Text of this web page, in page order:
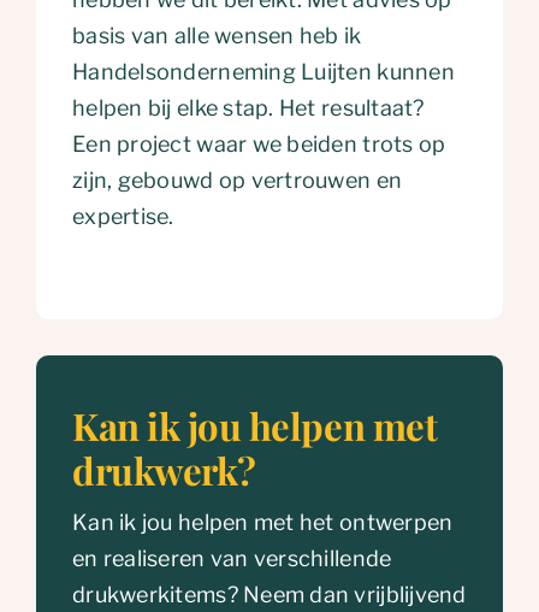
basis van alle wensen heb ik
Handelsonderneming Luijten kunnen
helpen bij elke stap. Het resultaat?
Een project waar we beiden trots op
zijn, gebouwd op vertrouwen en
expertise.
Kan ik jou helpen met
drukwerk?
Kan ik jou helpen met het ontwerpen
en realiseren van verschillende
drukwerkitems? Neem dan vrijblijvend